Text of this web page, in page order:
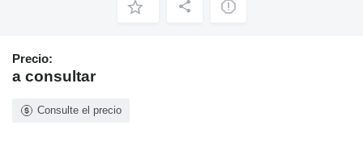
Precio:
a consultar
Consulte el precio